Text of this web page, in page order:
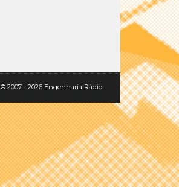
© 2007 - 2026 Engenharia Rádio